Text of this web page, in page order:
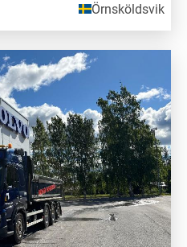
Örnsköldsvik